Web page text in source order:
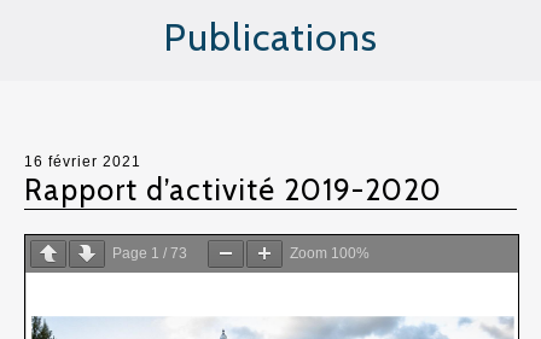
Publications
16 février 2021
Rapport d’activité 2019-2020
Page 1 / 73 Zoom 100%